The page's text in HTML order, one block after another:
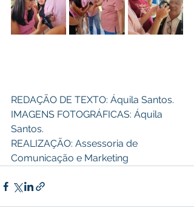
REDAÇÃO DE TEXTO: Áquila Santos.
IMAGENS FOTOGRÁFICAS: Áquila
Santos.
REALIZAÇÃO: Assessoria de
Comunicação e Marketing